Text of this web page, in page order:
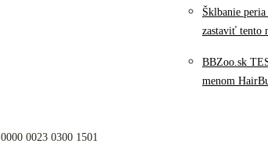
0023 0300 1501
Šklbanie
zastaviť tento
BBZoo.sk
menom